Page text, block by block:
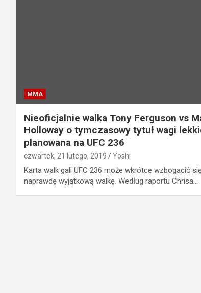
MMA
Nieoficjalnie walka Tony Ferguson vs
Holloway o tymczasowy tytuł wagi
planowana na UFC 236
czwartek, 21 lutego, 2019 Yoshi
Karta walk gali UFC 236 może wkrótce wzbogacić
naprawdę wyjątkową walkę. Według raportu Chrisa…